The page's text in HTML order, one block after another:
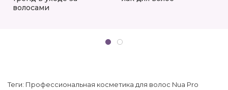
волосами
Теги: Профессиональная косметика для волос Nua Pro